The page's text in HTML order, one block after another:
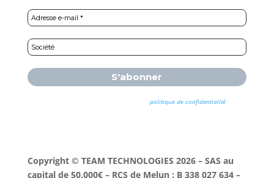
politique de confidentialitépour
plus d’informations.
Copyright © TEAM TECHNOLOGIES 2026 – SAS au
capital de 50.000€ – RCS de Melun : B 338 027 634 –